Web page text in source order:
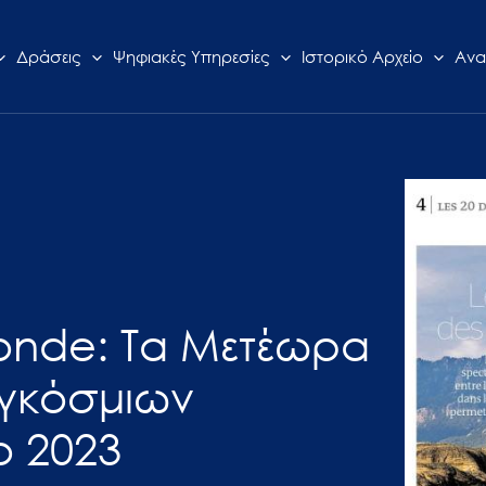
Δράσεις Ψηφιακές Υπηρεσίες Ιστορικό Αρχείο
Τα Μετέωρα
2023